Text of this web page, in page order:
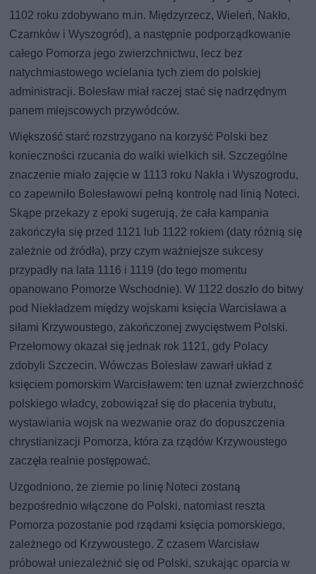
1102 roku zdobywano m.in. Międzyrzecz, Wieleń, Nakło,
Czarnków i Wyszogród), a następnie podporządkowanie
całego Pomorza jego zwierzchnictwu, lecz bez
natychmiastowego wcielania tych ziem do polskiej
administracji. Bolesław miał raczej stać się nadrzędnym
panem miejscowych przywódców.
Większość starć rozstrzygano na korzyść Polski bez
konieczności rzucania do walki wielkich sił. Szczególne
znaczenie miało zajęcie w 1113 roku Nakła i Wyszogrodu,
co zapewniło Bolesławowi pełną kontrolę nad linią Noteci.
Skąpe przekazy z epoki sugerują, że cała kampania
zakończyła się przed 1121 lub 1122 rokiem (daty różnią się
zależnie od źródła), przy czym ważniejsze sukcesy
przypadły na lata 1116 i 1119 (do tego momentu
opanowano Pomorze Wschodnie). W 1122 doszło do bitwy
pod Niekładzem między wojskami księcia Warcisława a
siłami Krzywoustego, zakończonej zwycięstwem Polski.
Przełomowy okazał się jednak rok 1121, gdy Polacy
zdobyli Szczecin. Wówczas Bolesław zawarł układ z
księciem pomorskim Warcisławem: ten uznał zwierzchność
polskiego władcy, zobowiązał się do płacenia trybutu,
wystawiania wojsk na wezwanie oraz do dopuszczenia
chrystianizacji Pomorza, która za rządów Krzywoustego
zaczęła realnie postępować.
Uzgodniono, że ziemie po linię Noteci zostaną
bezpośrednio włączone do Polski, natomiast reszta
Pomorza pozostanie pod rządami księcia pomorskiego,
zależnego od Krzywoustego. Z czasem Warcisław
próbował uniezależnić się od Polski, szukając oparcia w